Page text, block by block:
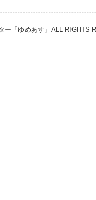
ー「ゆめあす」ALL RIGHTS